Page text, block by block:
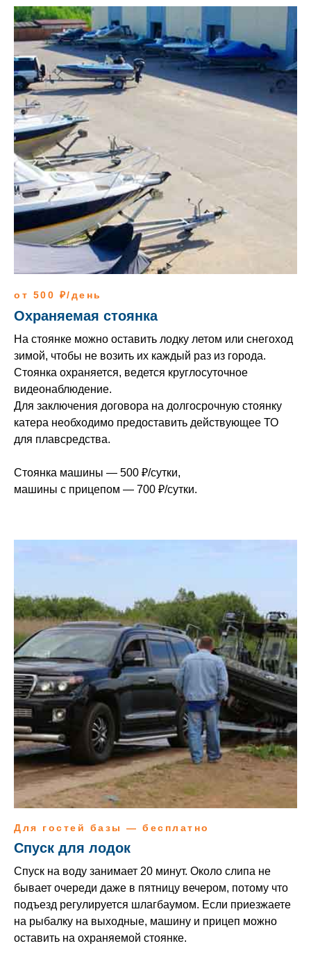
от 500 ₽/день
Охраняемая стоянка
На стоянке можно оставить лодку летом или снегоход
зимой, чтобы не возить их каждый раз из города.
Стоянка охраняется, ведется круглосуточное
видеонаблюдение.
Для заключения договора на долгосрочную стоянку
катера необходимо предоставить действующее ТО
для плавсредства.
Стоянка машины — 500 ₽/сутки,
машины с прицепом — 700 ₽/сутки.
Для гостей базы — бесплатно
Спуск для лодок
Спуск на воду занимает 20 минут. Около слипа не
бывает очереди даже в пятницу вечером, потому что
подъезд регулируется шлагбаумом. Если приезжаете
на рыбалку на выходные, машину и прицеп можно
оставить на охраняемой стоянке.